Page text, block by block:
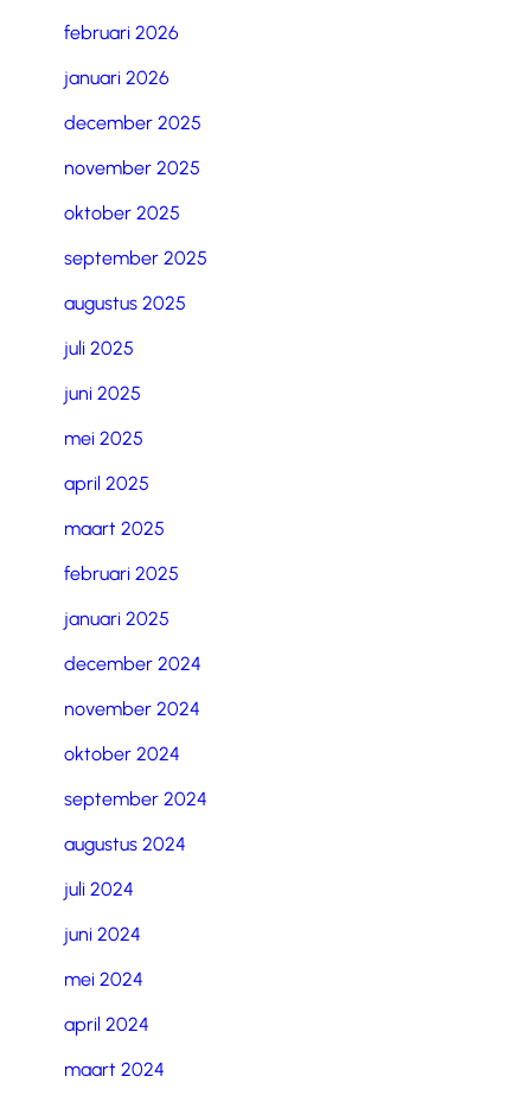
februari 2026
januari 2026
december 2025
november 2025
oktober 2025
september 2025
augustus 2025
juli 2025
juni 2025
mei 2025
april 2025
maart 2025
februari 2025
januari 2025
december 2024
november 2024
oktober 2024
september 2024
augustus 2024
juli 2024
juni 2024
mei 2024
april 2024
maart 2024